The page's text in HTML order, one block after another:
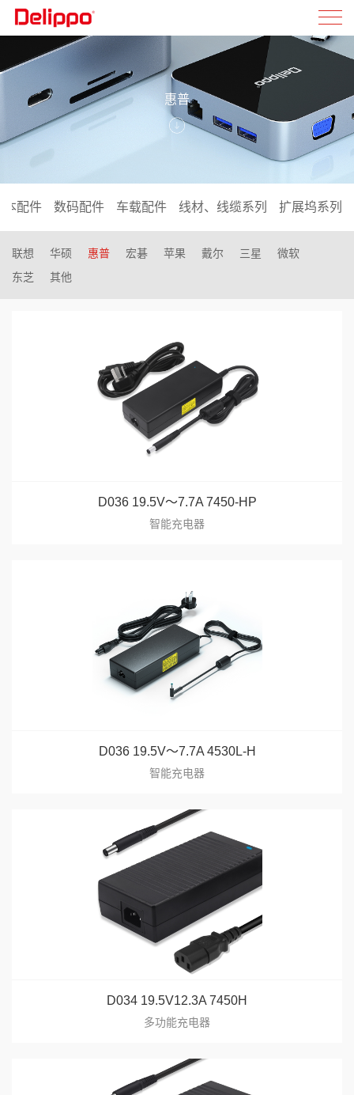
惠普
本配件 数码配件 车载配件 线材、线缆系列 扩展坞系列
联想 华硕 惠普 宏碁 苹果 戴尔 三星
微软
东芝
其他
D036 19.5V～7.7A 7450-HP
智能充电器
D036 19.5V～7.7A 4530L-H
智能充电器
D034 19.5V12.3A 7450H
多功能充电器